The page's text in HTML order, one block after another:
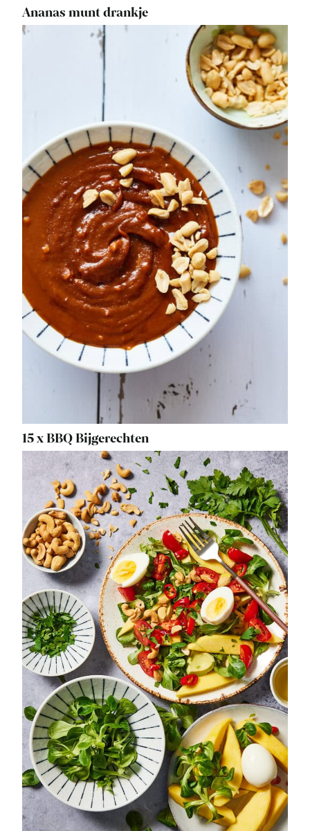
Ananas munt drankje
15 x BBQ Bijgerechten